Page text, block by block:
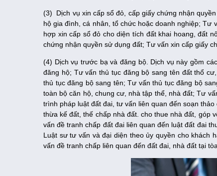
(3) Dịch vụ xin cấp sổ đỏ, cấp giấy chứng nhận
hộ gia đình, cá nhân, tổ chức hoặc doanh nghiệp;
hợp xin cấp sổ đỏ cho diện tích đất khai hoang, đất
chứng nhận quyền sử dụng đất; Tư vấn xin cấp giấy
(4) Dịch vụ trước bạ và đăng bộ. Dịch vụ này gồm
đăng hộ; Tư vấn thủ tục đăng bộ sang tên đất thổ
thủ tục đăng bộ sang tên; Tư vấn thủ tục đăng bộ
toàn bộ căn hộ, chung cư, nhà tập thể, nhà đất; Tư
trình pháp luật đất đai, tư vấn liên quan đến soạn
thừa kế đất, thế chấp nhà đất. cho thue nhà đất, góp
vấn đề tranh chấp đất đai liên quan đến luật đất đai
Luật sư tư vấn và đại diện theo ủy quyền cho khách
vấn đề tranh chấp liên quan đến đất đai, nhà đất tại